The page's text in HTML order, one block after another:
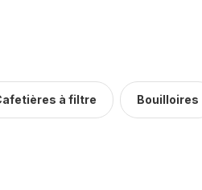
à filtre Bouilloires